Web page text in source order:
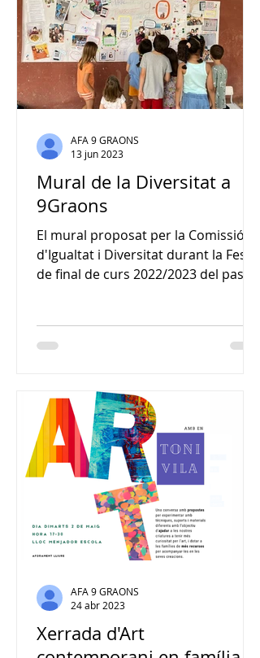
Mural de la Diversitat a
9Graons
El mural proposat per la Comissió
d'Igualtat i Diversitat durant la Festa
de final de curs 2022/2023 del passat
AFA 9 GRAONS
13 jun 2023
Xerrada d'Art
AFA 9 GRAONS
24 abr 2023